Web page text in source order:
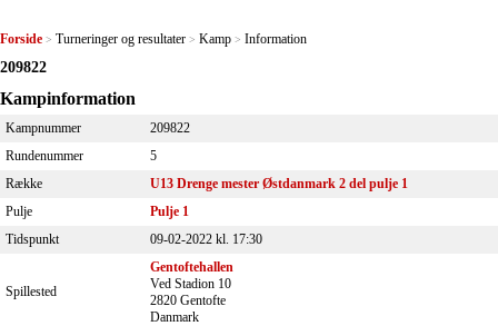
Forside > Turneringer og resultater > Kamp > Information
209822
Kampinformation
Kampnummer
209822
Rundenummer
5
Række
U13 Drenge mester Østdanmark 2 del pulje 1
Pulje
Pulje 1
Tidspunkt
09-02-2022 kl. 17:30
Spillested
Gentoftehallen
Ved Stadion 10
2820 Gentofte
Danmark